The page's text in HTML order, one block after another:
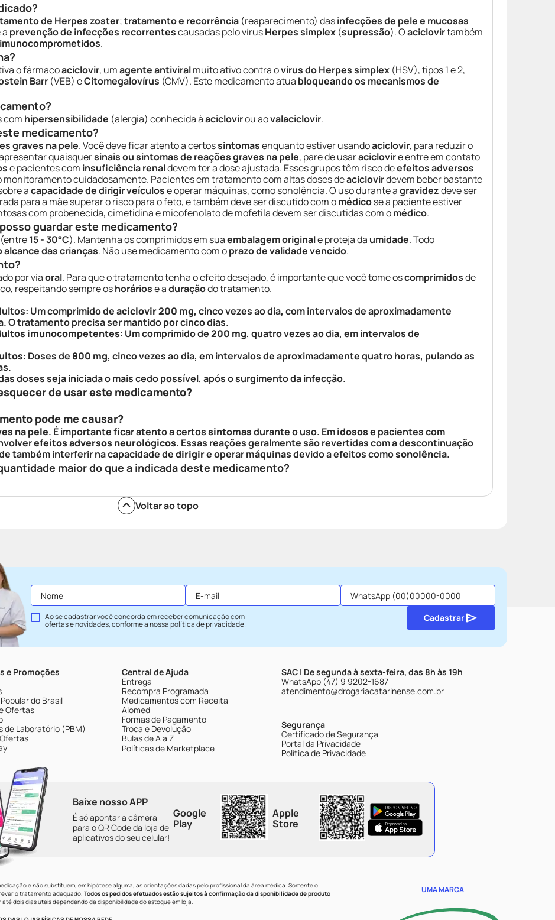
de Herpes zoster;tratamento e recorrência (reaparecimento) dasinfecções de pele e mucosas
a prevenção de infecções recorrentescausadas pelo vírusHerpes simplex (supressão). Oaciclovirtambém
.
o fármacoaciclovir, umagente antiviralmuito ativo contra ovírus do Herpes simplex (HSV), tipos 1 e 2,
Barr (VEB) eCitomegalovírus (CMV). Este medicamento atua bloqueando os mecanismos de
com hipersensibilidade (alergia) conhecida àaciclovirou aovalaciclovir.
medicamento?
graves na pele. Você deve ficar atento a certossintomasenquanto estiver usandoaciclovir, para reduzir o
quaisquersinais ou sintomas de reações graves na pele, pare de usaraciclovire entre em contato
e pacientes com insuficiência renaldevem ter a dose ajustada. Esses grupos têm risco deefeitos adversos
monitoramento cuidadosamente. Pacientes em tratamento com altas doses deaciclovirdevem beber bastante
acapacidade de dirigir veículose operar máquinas, como sonolência. O uso durante agravidezdeve ser
para a mãe superar o risco para o feto, e também deve ser discutido com omédicose a paciente estiver
com probenecida, cimetidina e micofenolato de mofetila devem ser discutidas com omédico.
guardar este medicamento?
(entre15 - 30°C). Mantenha os comprimidos em suaembalagem originale proteja da umidade. Todo
alcance das crianças. Não use medicamento com oprazo de validade vencido.
por viaoral. Para que o tratamento tenha o efeito desejado, é importante que você tome oscomprimidosde
respeitando sempre oshoráriose aduraçãodo tratamento.
: Um comprimido deaciclovir 200 mg, cinco vezes ao dia, com intervalos de aproximadamente
O tratamento precisa ser mantido por cinco dias.
imunocompetentes: Um comprimido de200 mg, quatro vezes ao dia, em intervalos de
: Doses de 800 mg, cinco vezes ao dia, em intervalos de aproximadamente quatro horas, pulando as
doses seja iniciada o mais cedo possível, após o surgimento da infecção.
de usar este medicamento?
pode me causar?
na pele. É importante ficar atento a certossintomasdurante o uso. Emidosose pacientes com
efeitos adversos neurológicos. Essas reações geralmente são revertidas com a descontinuação
também interferir na capacidade dedirigire operarmáquinasdevido a efeitos comosonolência.
maior do que a indicada deste medicamento?
Voltar ao topo
Ao se cadastrar você concorda em receber comunicação com
ofertas e novidades, conforme a nossapolítica de privacidade.
Cadastrar
e Promoções
do Brasil
Ofertas
de Laboratório (PBM)
Central de Ajuda
Entrega
Recompra Programada
Medicamentos com Receita
Alomed
Formas de Pagamento
Troca e Devolução
Bulas de A a Z
Políticas de Marketplace
SAC | De segunda à sexta-feira, das 8h às 19h
WhatsApp (47) 9 9202-1687
atendimento@drogariacatarinense.com.br
Segurança
Certificado de Segurança
Portal da Privacidade
Política de Privacidade
Baixe nosso APP
É só apontar a câmera
para o QR Code da loja de
aplicativos do seu celular!
Google
Play
Apple
Store
e não substituem, em hipótese alguma, as orientações dadas pelo profissional da área médica. Somente o
o tratamento adequado. Todos os pedidos efetuados estão sujeitos à confirmação da disponibilidade de produto
dois dias úteis dependendo da disponibilidade do estoque em loja.
UMA MARCA